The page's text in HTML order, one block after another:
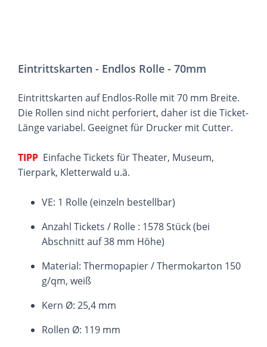
Eintrittskarten - Endlos Rolle - 70mm
Eintrittskarten auf Endlos-Rolle mit 70 mm Breite.
Die Rollen sind nicht perforiert, daher ist die Ticket-
Länge variabel. Geeignet für Drucker mit Cutter.
TIPP Einfache Tickets für Theater, Museum,
Tierpark, Kletterwald u.ä.
VE: 1 Rolle (einzeln bestellbar)
Anzahl Tickets / Rolle : 1578 Stück (bei
Abschnitt auf 38 mm Höhe)
Material: Thermopapier / Thermokarton 150
g/qm, weiß
Kern Ø: 25,4 mm
Rollen Ø: 119 mm